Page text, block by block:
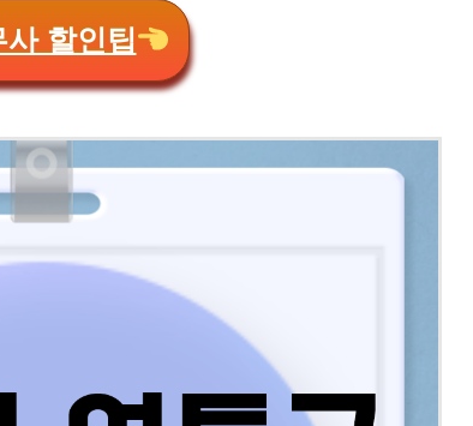
사 할인팁